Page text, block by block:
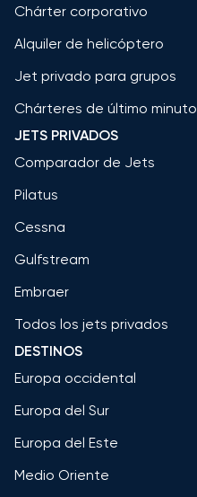
Chárter corporativo
Alquiler de helicóptero
Jet privado para grupos
Chárteres de último minuto
JETS PRIVADOS
Comparador de Jets
Pilatus
Cessna
Gulfstream
Embraer
Todos los jets privados
DESTINOS
Europa occidental
Europa del Sur
Europa del Este
Medio Oriente